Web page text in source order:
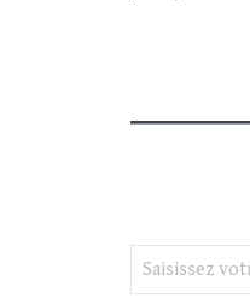
Saisissez votre adresse e-mail…